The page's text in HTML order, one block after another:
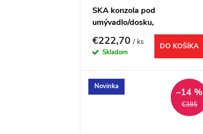
SKA konzola pod
umývadlo/dosku,
119,7x22x51cm, čierna mat
€222,70/ ks
Skladom
DO KOŠÍKA
Novinka
€385
–14 %